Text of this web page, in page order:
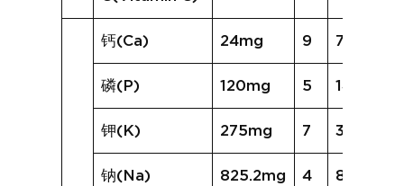
钙(Ca) 24mg 9 76mg
磷(P) 120mg 5 140mg
钾(K) 275mg 7 367mg
钠(Na) 825.2mg 4 825.2mg